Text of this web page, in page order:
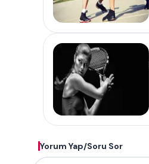
Yorum Yap/Soru Sor